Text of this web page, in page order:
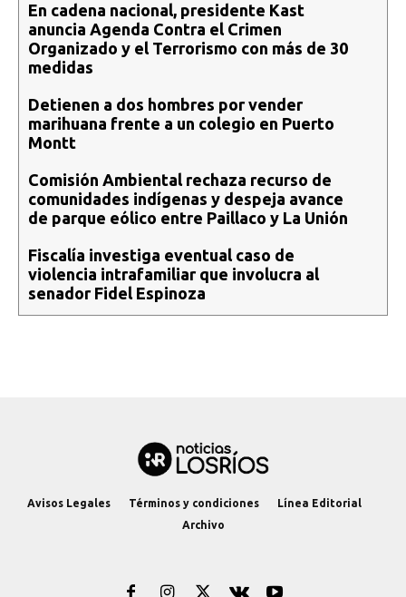
En cadena nacional, presidente Kast
anuncia Agenda Contra el Crimen
Organizado y el Terrorismo con más de 30
medidas
Detienen a dos hombres por vender
marihuana frente a un colegio en Puerto
Montt
Comisión Ambiental rechaza recurso de
comunidades indígenas y despeja avance
de parque eólico entre Paillaco y La Unión
Fiscalía investiga eventual caso de
violencia intrafamiliar que involucra al
senador Fidel Espinoza
Avisos Legales Términos y condiciones
Línea Editorial
Archivo